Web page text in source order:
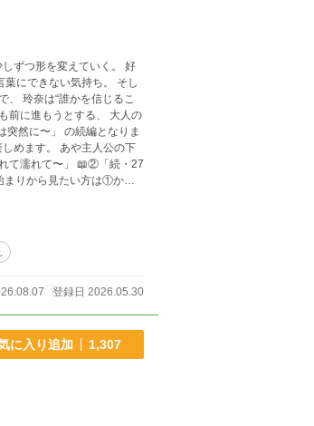
登録日 2026.05.30
に入り追加 1,307